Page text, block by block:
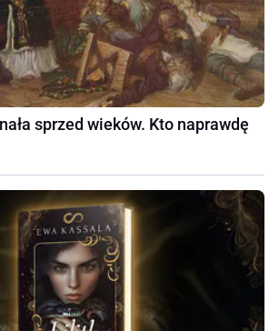
sprzed wieków. Kto naprawdę